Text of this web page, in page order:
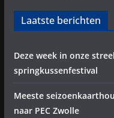
Laatste berichten
Deze week in onze
springkussenfestival
Meeste
naar PEC Zwolle